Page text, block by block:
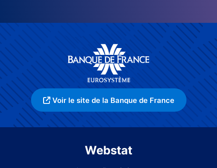
Voir le site de la Banque de France
Webstat